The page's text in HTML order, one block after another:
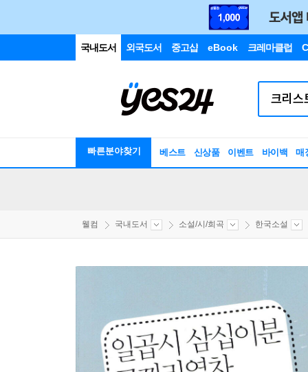
국내도서 외국도서 중고샵 eBook 크레마클럽
빠른분야찾기 베스트 신상품 이벤트 바이백 매
웰컴 국내도서 소설/시/희곡 한국소설